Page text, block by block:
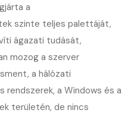
a
szinte teljes palettáját,
ágazati tudását,
mozog a szerver
a hálózati
rendszerek, a Windows és a
területén, de nincs